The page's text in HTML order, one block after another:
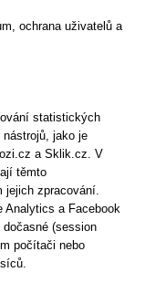
ochrana uživatelů a
statistických
jako je
a Sklik.cz. V
těmto
jejich zpracování.
Analytics a Facebook
(session
počítači nebo